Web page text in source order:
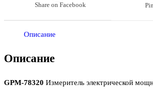
Share on Facebook
Описание
Описание
GPM-78320 Измеритель электрической